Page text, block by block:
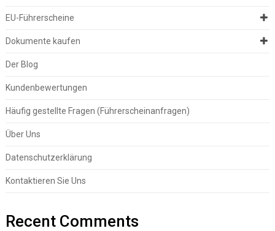
EU-Führerscheine
Dokumente kaufen
Der Blog
Kundenbewertungen
Häufig gestellte Fragen (Führerscheinanfragen)
Über Uns
Datenschutzerklärung
Kontaktieren Sie Uns
Recent Comments